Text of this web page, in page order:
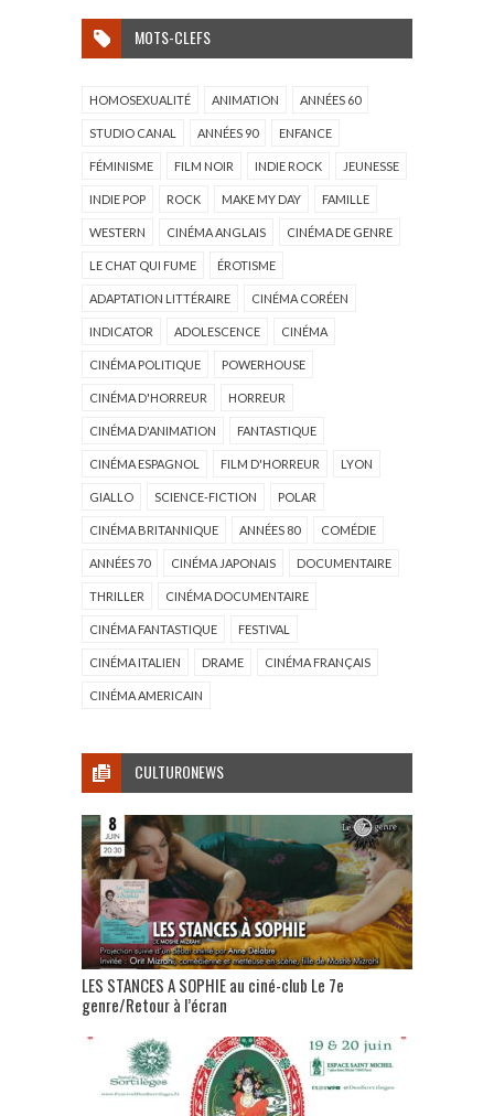
MOTS-CLEFS
HOMOSEXUALITÉ ANIMATION ANNÉES 60
STUDIO CANAL ANNÉES 90 ENFANCE
FÉMINISME FILM NOIR INDIE ROCK JEUNESSE
INDIE POP ROCK MAKE MY DAY FAMILLE
WESTERN CINÉMA ANGLAIS CINÉMA DE GENRE
LE CHAT QUI FUME ÉROTISME
ADAPTATION LITTÉRAIRE CINÉMA CORÉEN
INDICATOR ADOLESCENCE CINÉMA
CINÉMA POLITIQUE POWERHOUSE
CINÉMA D'HORREUR HORREUR
CINÉMA D'ANIMATION FANTASTIQUE
CINÉMA ESPAGNOL FILM D'HORREUR LYON
GIALLO SCIENCE-FICTION POLAR
CINÉMA BRITANNIQUE ANNÉES 80 COMÉDIE
ANNÉES 70 CINÉMA JAPONAIS DOCUMENTAIRE
THRILLER CINÉMA DOCUMENTAIRE
CINÉMA FANTASTIQUE FESTIVAL
CINÉMA ITALIEN DRAME CINÉMA FRANÇAIS
CINÉMA AMERICAIN
CULTURONEWS
LES STANCES A SOPHIE au ciné-club Le 7e
genre/Retour à l’écran